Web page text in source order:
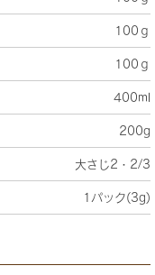
100ｇ
100ｇ
400ml
200g
大さじ2・2/3
1パック(3g)